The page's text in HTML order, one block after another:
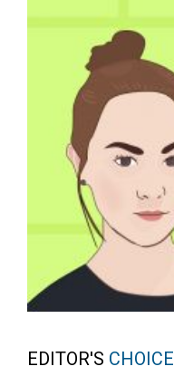
EDITOR'S CHOICE